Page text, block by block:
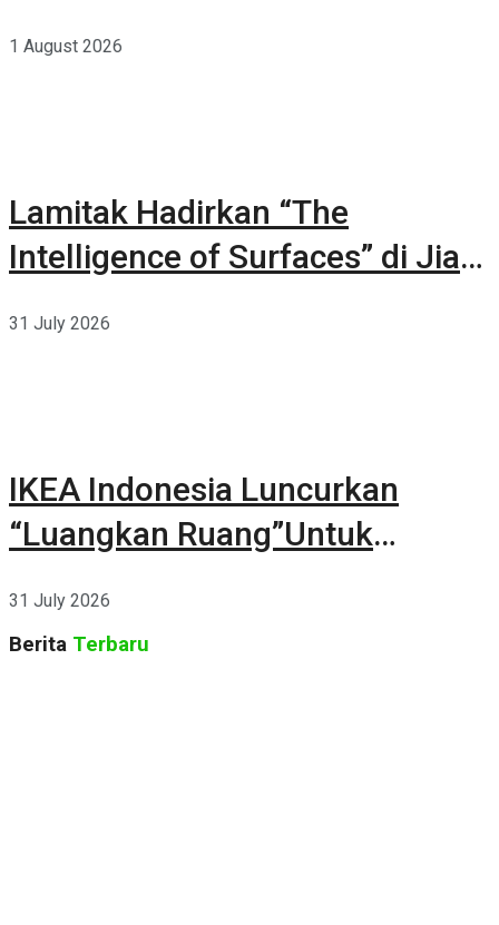
1 August 2026
Lamitak Hadirkan “The
Intelligence of Surfaces” di Jia
31 July 2026
IKEA Indonesia Luncurkan
“Luangkan Ruang”Untuk
31 July 2026
Berita Terbaru